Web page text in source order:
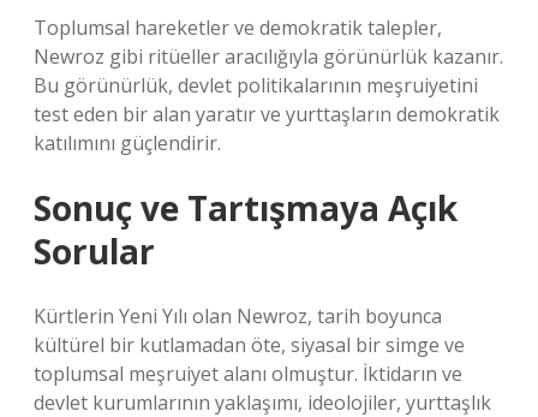
Toplumsal hareketler ve demokratik talepler,
Newroz gibi ritüeller aracılığıyla görünürlük kazanır.
Bu görünürlük, devlet politikalarının meşruiyetini
test eden bir alan yaratır ve yurttaşların demokratik
katılımını güçlendirir.
Sonuç ve Tartışmaya Açık
Sorular
Kürtlerin Yeni Yılı olan Newroz, tarih boyunca
kültürel bir kutlamadan öte, siyasal bir simge ve
toplumsal meşruiyet alanı olmuştur. İktidarın ve
devlet kurumlarının yaklaşımı, ideolojiler, yurttaşlık